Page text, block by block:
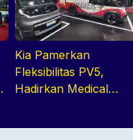
Kia Pamerkan
Fleksibilitas PV5,
Hadirkan Medical